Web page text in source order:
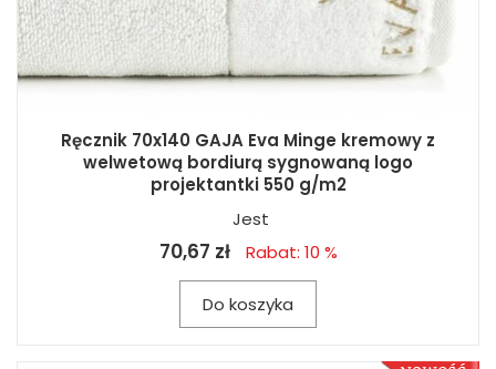
Ręcznik 70x140 GAJA Eva Minge kremowy z
welwetową bordiurą sygnowaną logo
projektantki 550 g/m2
Jest
70,67 zł Rabat: 10 %
Do koszyka